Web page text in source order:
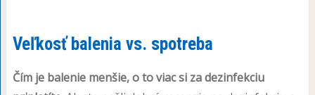
Veľkosť balenia vs. spotreba
Čím je balenie menšie, o to viac si za dezinfekciu